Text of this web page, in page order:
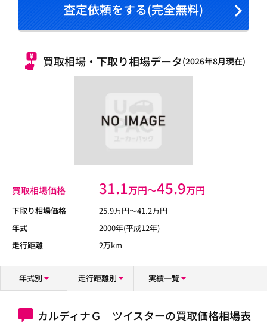
査定依頼をする(完全無料)
買取相場・下取り相場データ(2026年8月現在)
買取相場価格 31.1万円〜45.9万円
下取り相場価格 25.9万円〜41.2万円
年式
2000年(平成12年)
走行距離
2万km
年式別 走行距離別 実績一覧
カルディナＧ ツイスターの買取価格相場表